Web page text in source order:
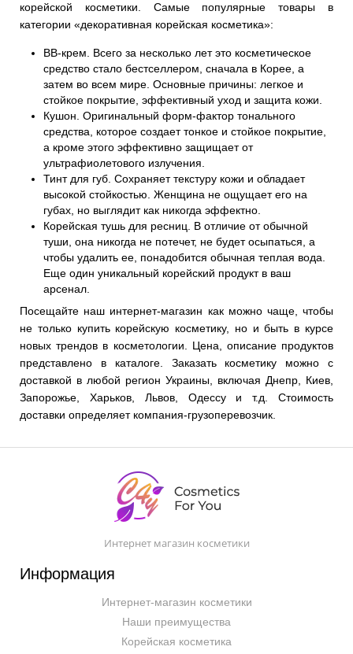
корейской косметики. Самые популярные товары в
категории «декоративная корейская косметика»:
BB-крем. Всего за несколько лет это косметическое
средство стало бестселлером, сначала в Корее, а
затем во всем мире. Основные причины: легкое и
стойкое покрытие, эффективный уход и защита кожи.
Кушон. Оригинальный форм-фактор тонального
средства, которое создает тонкое и стойкое покрытие,
а кроме этого эффективно защищает от
ультрафиолетового излучения.
Тинт для губ. Сохраняет текстуру кожи и обладает
высокой стойкостью. Женщина не ощущает его на
губах, но выглядит как никогда эффектно.
Корейская тушь для ресниц. В отличие от обычной
туши, она никогда не потечет, не будет осыпаться, а
чтобы удалить ее, понадобится обычная теплая вода.
Еще один уникальный корейский продукт в ваш
арсенал.
Посещайте наш интернет-магазин как можно чаще, чтобы
не только купить корейскую косметику, но и быть в курсе
новых трендов в косметологии. Цена, описание продуктов
представлено в каталоге. Заказать косметику можно с
доставкой в любой регион Украины, включая Днепр, Киев,
Запорожье, Харьков, Львов, Одессу и т.д. Стоимость
доставки определяет компания-грузоперевозчик.
Интернет магазин косметики
Информация
Интернет-магазин косметики
Наши преимущества
Корейская косметика